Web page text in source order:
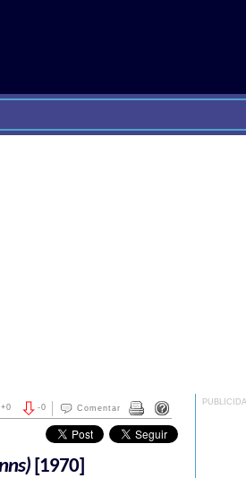
Comentar
-0
+0
[1970]